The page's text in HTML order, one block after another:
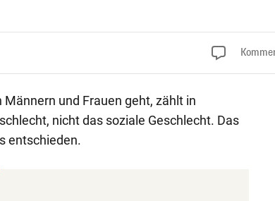
und Frauen geht, zählt in
nicht das soziale Geschlecht. Das
entschieden.